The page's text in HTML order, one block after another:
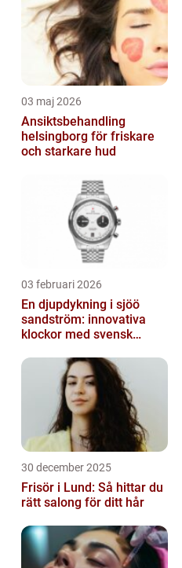
03 maj 2026
Ansiktsbehandling
helsingborg för friskare
och starkare hud
03 februari 2026
En djupdykning i sjöö
sandström: innovativa
klockor med svensk
30 december 2025
Frisör i Lund: Så hittar du
rätt salong för ditt hår